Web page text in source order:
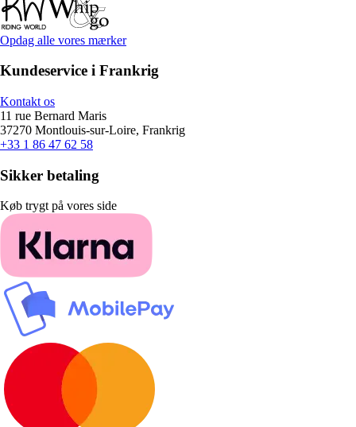
Opdag alle vores mærker
Kundeservice i Frankrig
Kontakt os
11 rue Bernard Maris
37270 Montlouis-sur-Loire, Frankrig
+33 1 86 47 62 58
Sikker betaling
Køb trygt på vores side